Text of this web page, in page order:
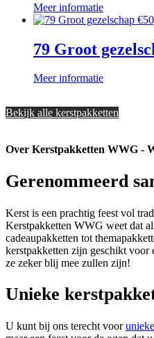
Meer informatie
€
79 Groot
Meer informatie
Bekijk alle kerstpakketten
Over Kerstpakketten WWG -
Gerenommeerd
Kerst is een prachtig feest vol
Kerstpakketten WWG weet dat
cadeaupakketten tot
kerstpakketten zijn geschikt voor
ze zeker blij mee zullen zijn!
Unieke
U kunt bij ons terecht voor